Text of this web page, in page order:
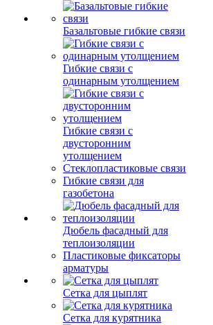
Базальтовые гибкие связи
Гибкие связи с
одинарным утолщением
Гибкие связи с
двусторонним
утолщением
Стеклопластиковые связи
Гибкие связи для
газобетона
Дюбель фасадный для
теплоизоляции
Пластиковые фиксаторы
арматуры
Сетка для цыплят
Сетка для курятника